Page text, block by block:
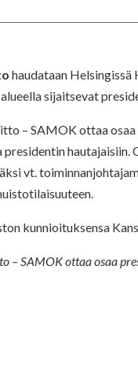
haudataan Helsingissä
sijaitsevat
– SAMOK ottaa
vt.
kunnioituksensa
– SAMOK ottaa osaa